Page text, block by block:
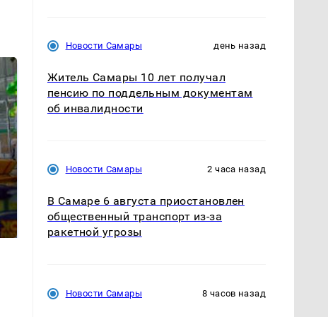
полицейскую
машину напали и
подожгли.
Где будет встреча
президентов США и
России: Европа?
Новости Самары день назад
Житель Самары 10 лет получал
пенсию по поддельным документам
об инвалидности
Новости Самары 2 часа назад
В Самаре 6 августа приостановлен
общественный транспорт из-за
ракетной угрозы
Новости Самары 8 часов назад